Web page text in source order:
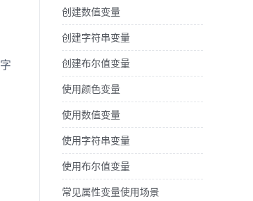
创建数值变量
创建字符串变量
创建布尔值变量
使用颜色变量
使用数值变量
使用字符串变量
使用布尔值变量
常见属性变量使用场景